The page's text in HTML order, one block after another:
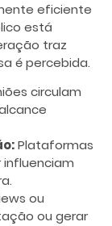
eficiente
está
traz
é percebida.
circulam
Plataformas
influenciam
ou
ou gerar